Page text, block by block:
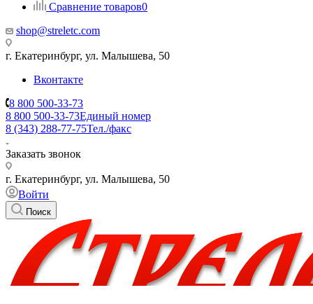
Сравнение товаров0
shop@streletc.com
г. Екатеринбург, ул. Малышева, 50
Вконтакте
8 800 500-33-73
8 800 500-33-73Единый номер
8 (343) 288-77-75Тел./факс
Заказать звонок
г. Екатеринбург, ул. Малышева, 50
Войти
Поиск